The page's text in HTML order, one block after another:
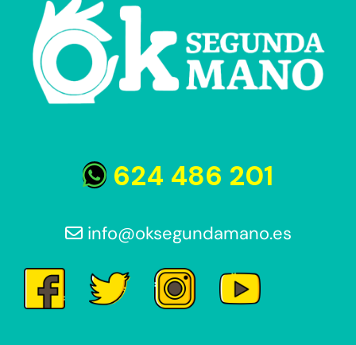
624 486 201
info@oksegundamano.es